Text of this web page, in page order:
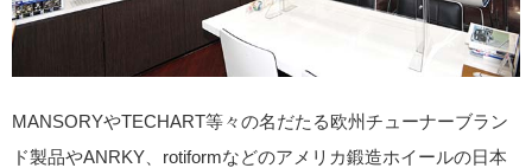
MANSORYやTECHART等々の名だたる欧州チューナーブラン
ド製品やANRKY、rotiformなどのアメリカ鍛造ホイールの日本